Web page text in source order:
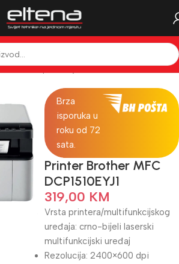
Računari i periferija Printeri
Brza
isporuka u
roku od 72
sata.
Printer Brother MFC
DCP1510EYJ1
319,00 KM
Vrsta printera/multifunkcijskog
uređaja: crno-bijeli laserski
multifunkcijski uređaj
Rezolucija: 2400×600 dpi